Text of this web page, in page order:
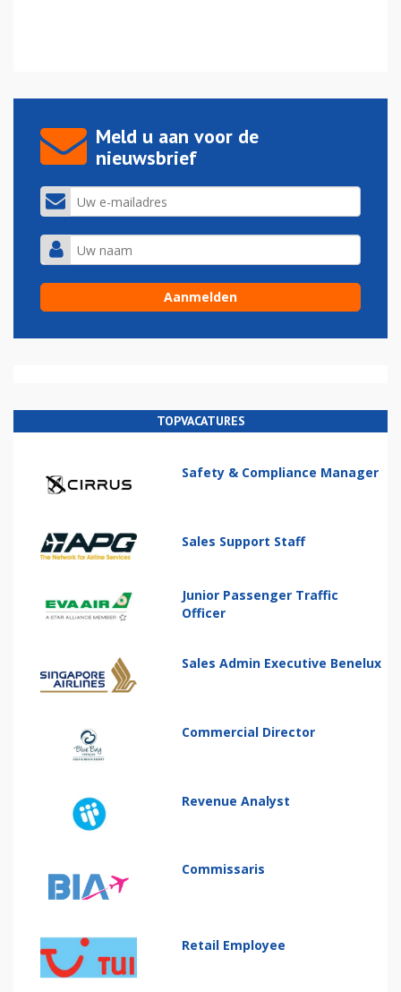
Meld u aan voor de
nieuwsbrief
TOPVACATURES
Safety & Compliance Manager
Sales Support Staff
Junior Passenger Traffic
Officer
Sales Admin Executive Benelux
Commercial Director
Revenue Analyst
Commissaris
Retail Employee